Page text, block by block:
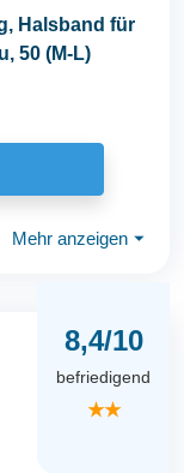
Halsband für
50 (M-L)
Mehr anzeigen ⏷
8,4/10
befriedigend
★★